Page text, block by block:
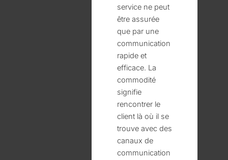
service ne peut
être assurée
que par une
communication
rapide et
efficace. La
commodité
signifie
rencontrer le
client là où il se
trouve avec des
canaux de
communication